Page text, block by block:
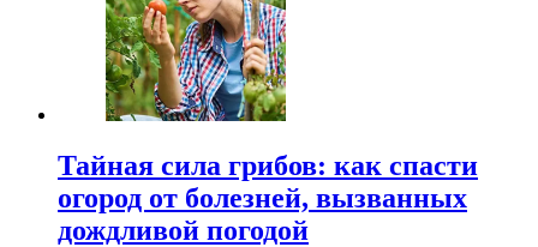
Тайная сила грибов: как спасти
огород от болезней, вызванных
дождливой погодой